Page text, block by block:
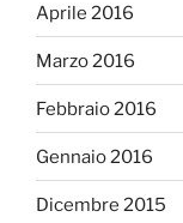
Aprile 2016
Marzo 2016
Febbraio 2016
Gennaio 2016
Dicembre 2015